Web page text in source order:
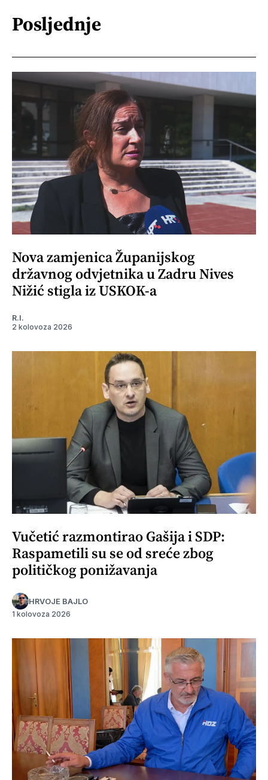
Posljednje
Nova zamjenica Županijskog
državnog odvjetnika u Zadru Nives
Nižić stigla iz USKOK-a
R.I.
2 kolovoza 2026
Vučetić razmontirao Gašija i SDP:
Raspametili su se od sreće zbog
političkog ponižavanja
HRVOJE BAJLO
1 kolovoza 2026